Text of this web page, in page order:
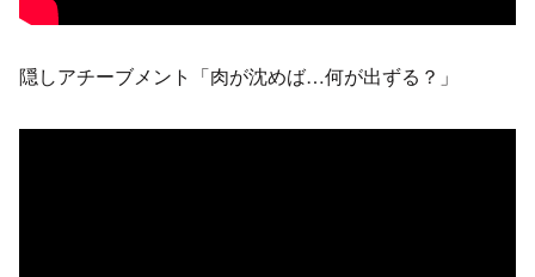
隠しアチーブメント「肉が沈めば…何が出ずる？」